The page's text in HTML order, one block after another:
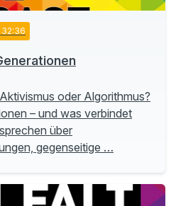
32:36
oder Algorithmus?
– und was verbindet
über
gegenseitige …